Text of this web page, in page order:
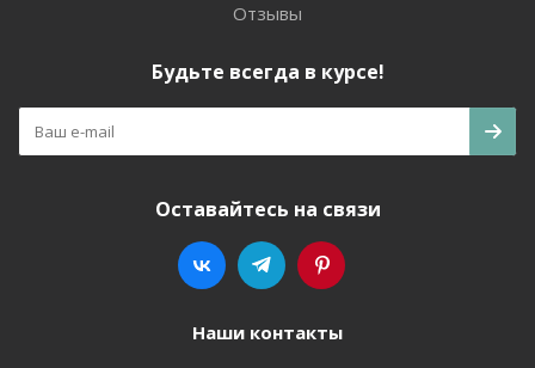
Отзывы
Будьте всегда в курсе!
Оставайтесь на связи
Наши контакты